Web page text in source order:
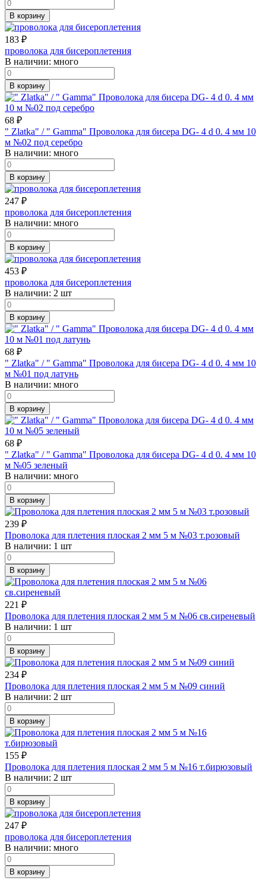
В корзину
183 ₽
проволока для бисероплетения
В наличии: много
В корзину
68 ₽
" Zlatka" / " Gamma" Проволока для бисера DG- 4 d 0. 4 мм 10
м №02 под серебро
В наличии: много
В корзину
247 ₽
проволока для бисероплетения
В наличии: много
В корзину
453 ₽
проволока для бисероплетения
В наличии: 2 шт
В корзину
68 ₽
" Zlatka" / " Gamma" Проволока для бисера DG- 4 d 0. 4 мм 10
м №01 под латунь
В наличии: много
В корзину
68 ₽
" Zlatka" / " Gamma" Проволока для бисера DG- 4 d 0. 4 мм 10
м №05 зеленый
В наличии: много
В корзину
239 ₽
Проволока для плетения плоская 2 мм 5 м №03 т.розовый
В наличии: 1 шт
В корзину
221 ₽
Проволока для плетения плоская 2 мм 5 м №06 св.сиреневый
В наличии: 1 шт
В корзину
234 ₽
Проволока для плетения плоская 2 мм 5 м №09 синий
В наличии: 2 шт
В корзину
155 ₽
Проволока для плетения плоская 2 мм 5 м №16 т.бирюзовый
В наличии: 2 шт
В корзину
247 ₽
проволока для бисероплетения
В наличии: много
В корзину